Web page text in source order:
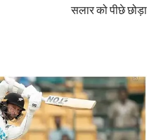
सलार को पीछे छोड़ा